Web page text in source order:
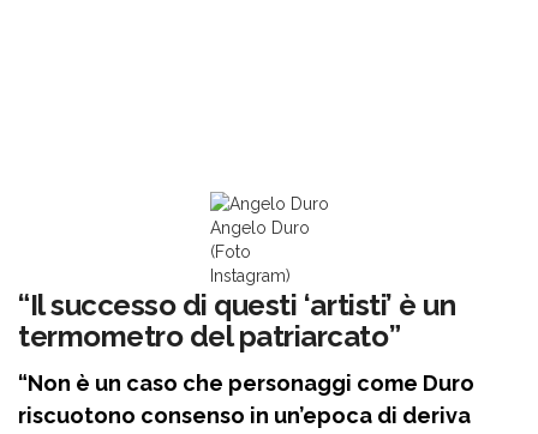
Angelo Duro
(Foto
Instagram)
“Il successo di questi ‘artisti’ è un
termometro del patriarcato”
“Non è un caso che personaggi come Duro
riscuotono consenso in un’epoca di deriva